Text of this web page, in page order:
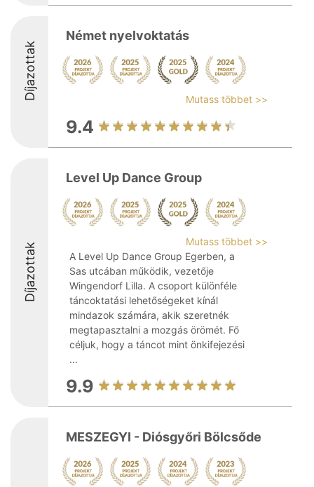
Díjazottak
Német nyelvoktatás
Mutass többet >>
9.4
Díjazottak
Level Up Dance Group
Mutass többet >>
A Level Up Dance Group Egerben, a
Sas utcában működik, vezetője
Wingendorf Lilla. A csoport különféle
táncoktatási lehetőségeket kínál
mindazok számára, akik szeretnék
megtapasztalni a mozgás örömét. Fő
céljuk, hogy a táncot mint önkifejezési
...
9.9
MESZEGYI - Diósgyőri Bölcsőde